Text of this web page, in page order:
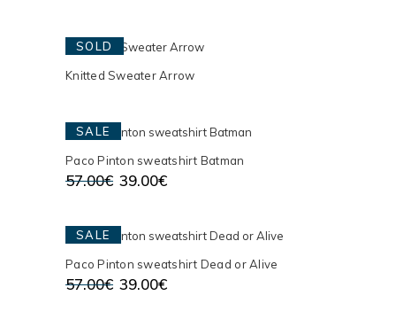
SOLD
Knitted Sweater Arrow
SALE
Paco Pinton sweatshirt Batman
57.00€ O
era:
57.00€.
39.00€O
39.00€.
SALE
Paco Pinton sweatshirt Dead or Alive
57.00€ O
39.00€O